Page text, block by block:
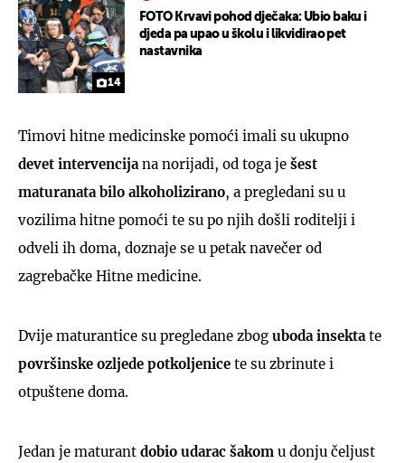
14
FOTO Krvavi pohod dječaka: Ubio baku i
djeda pa upao u školu i likvidirao pet
nastavnika
Timovi hitne medicinske pomoći imali su ukupno
devet intervencija na norijadi, od toga je šest
maturanata bilo alkoholizirano, a pregledani su u
vozilima hitne pomoći te su po njih došli roditelji i
odveli ih doma, doznaje se u petak navečer od
zagrebačke Hitne medicine.
Dvije maturantice su pregledane zbog uboda insekta te
površinske ozljede potkoljenice te su zbrinute i
otpuštene doma.
Jedan je maturant dobio udarac šakom u donju čeljust